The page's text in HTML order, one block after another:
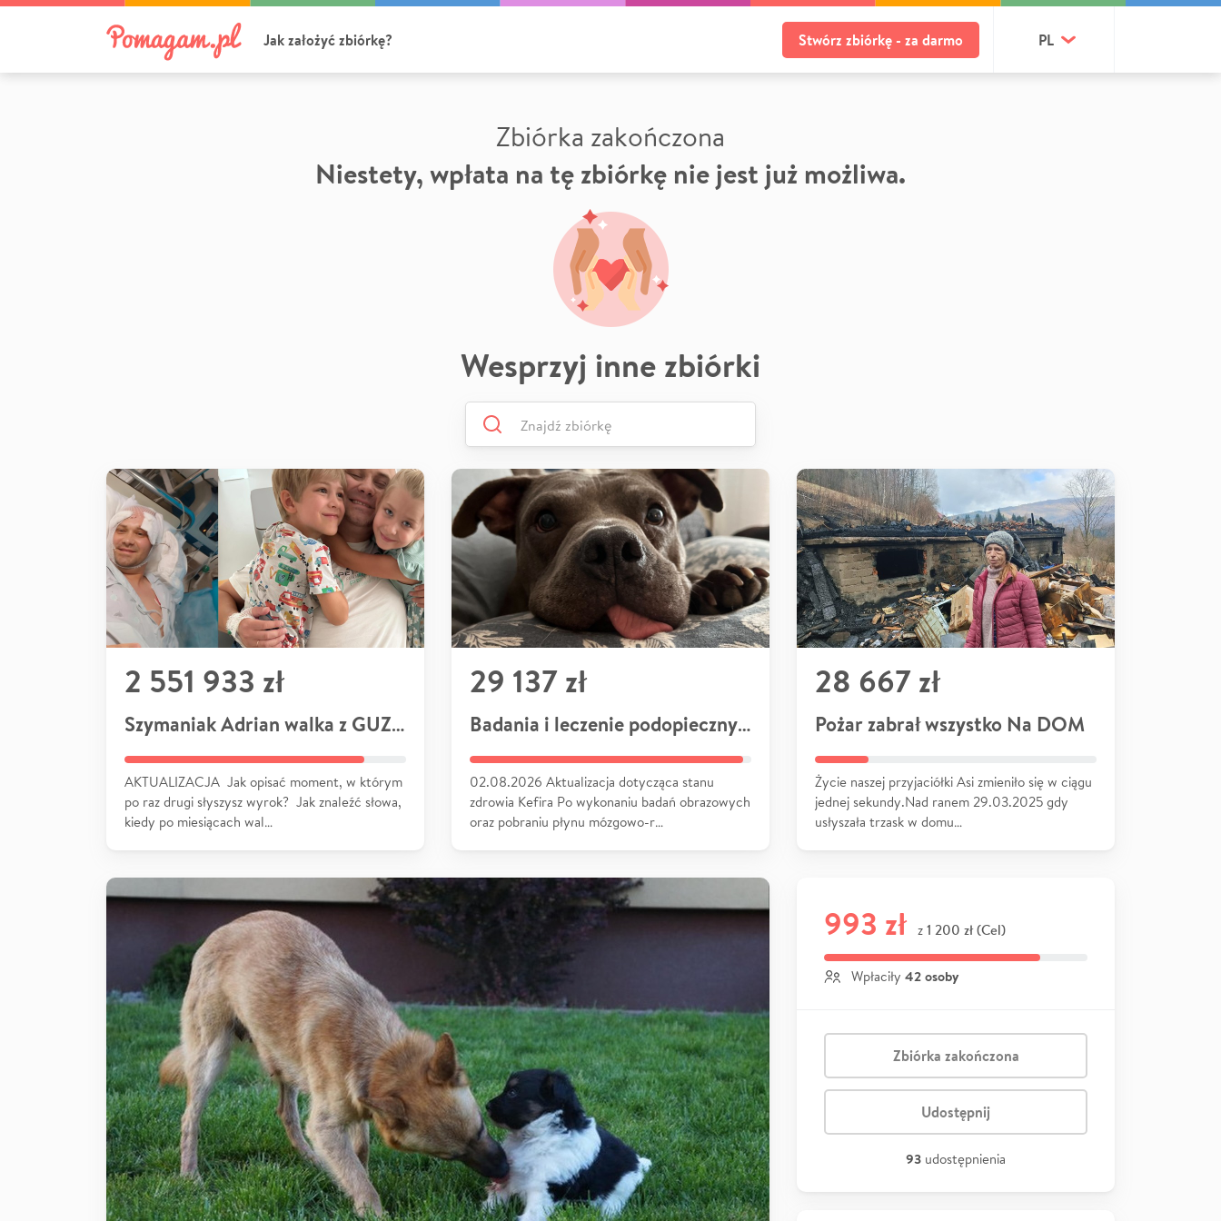
Jak założyć zbiórkę? Stwórz zbiórkę - za darmo PL
Zbiórka zakończona
Niestety, wpłata na tę zbiórkę nie jest już możliwa.
Wesprzyj inne zbiórki
2 551 933 zł
Szymaniak Adrian walka z GUZEM
AKTUALIZACJA Jak opisać moment, w którym
po raz drugi słyszysz wyrok? Jak znaleźć słowa,
kiedy po miesiącach wal…
29 137 zł
Badania i leczenie podopiecznych
02.08.2026 Aktualizacja dotycząca stanu
zdrowia Kefira Po wykonaniu badań obrazowych
oraz pobraniu płynu mózgowo-r…
28 667 zł
Pożar zabrał wszystko Na DOM
Życie naszej przyjaciółki Asi zmieniło się w ciągu
jednej sekundy.Nad ranem 29.03.2025 gdy
usłyszała trzask w domu…
993 zł z 1 200 zł (Cel)
Wpłaciły 42 osoby
Zbiórka zakończona
Udostępnij
93 udostępnienia